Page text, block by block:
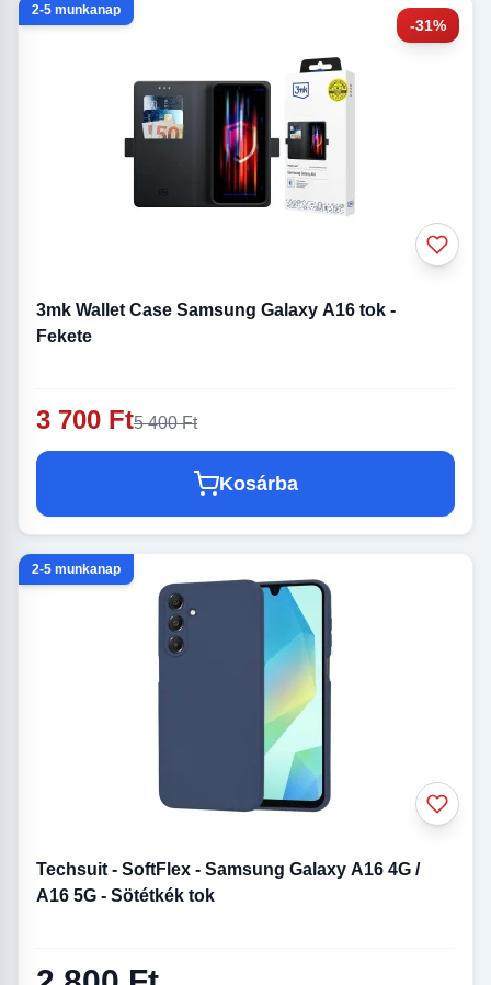
-31%
2-5 munkanap
3mk Wallet Case Samsung Galaxy A16 tok -
Fekete
3 700 Ft5 400 Ft
Kosárba
2-5 munkanap
Techsuit - SoftFlex - Samsung Galaxy A16 4G /
A16 5G - Sötétkék tok